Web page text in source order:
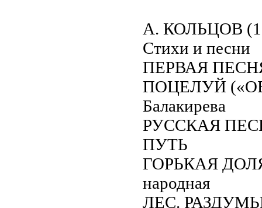
А. КОЛЬЦОВ
Стихи и песни
ПЕРВАЯ
ПОЦЕЛУЙ
Балакирева
РУССКАЯ
ПУТЬ
ГОРЬКАЯ
народная
ЛЕС.